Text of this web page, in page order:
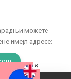
можете
имејл адресе:
×